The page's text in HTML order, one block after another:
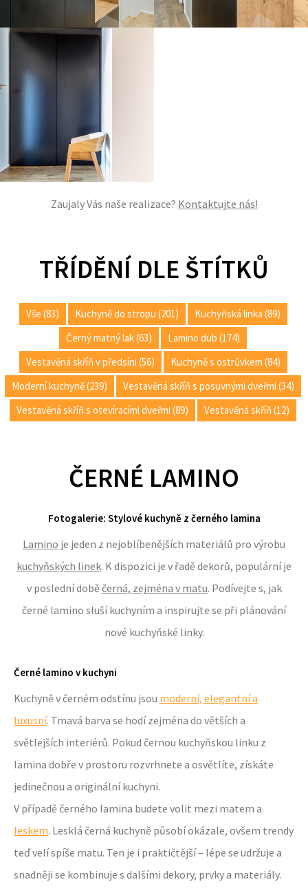
Zaujaly Vás naše realizace? Kontaktujte nás!
TŘÍDĚNÍ DLE ŠTÍTKŮ
Vše (83) Kuchyně do stropu (201)
Kuchyňská linka (89)
Černý matný lak (63)
Lamino dub (174)
Vestavěná skříň v předsíni (56)
Kuchyně s ostrůvkem (84)
Moderní kuchyně (239)
Vestavěná skříň s posuvnými dveřmi (34)
Vestavěná skříň s otevíracími dveřmi (89)
Vestavěná skříň (12)
ČERNÉ LAMINO
Fotogalerie: Stylové kuchyně z černého lamina
Lamino je jeden z nejoblíbenějších materiálů pro výrobu
kuchyňských linek. K dispozici je v řadě dekorů, populární je
v poslední doběčerná, zejména v matu. Podívejte s, jak
černé lamino sluší kuchyním a inspirujte se při plánování
nové kuchyňské linky.
Černé lamino v kuchyni
Kuchyně v černém odstínu jsou moderní, elegantní a
luxusní. Tmavá barva se hodí zejména do větších a
světlejších interiérů. Pokud černou kuchyňskou linku z
lamina dobře v prostoru rozvrhnete a osvětlíte, získáte
jedinečnou a originální kuchyni.
V případě černého lamina budete volit mezi matem a
leskem. Lesklá černá kuchyně působí okázale, ovšem trendy
teď velí spíše matu. Ten je i praktičtější – lépe se udržuje a
snadněji se kombinuje s dalšími dekory, prvky a materiály.